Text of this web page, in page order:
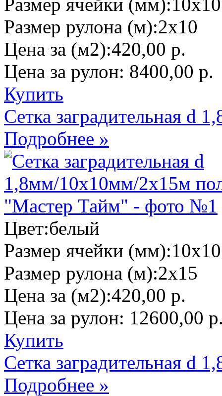
Размер рулона (м):2х10
Цена за (м2):420,00 р.
Цена за рулон: 8400,00 р.
Купить
Сетка заградительная d
Подробнее »
Цвет:белый
Размер ячейки (мм):10х10
Размер рулона (м):2х15
Цена за (м2):420,00 р.
Цена за рулон: 12600,00
Купить
Сетка заградительная d
Подробнее »